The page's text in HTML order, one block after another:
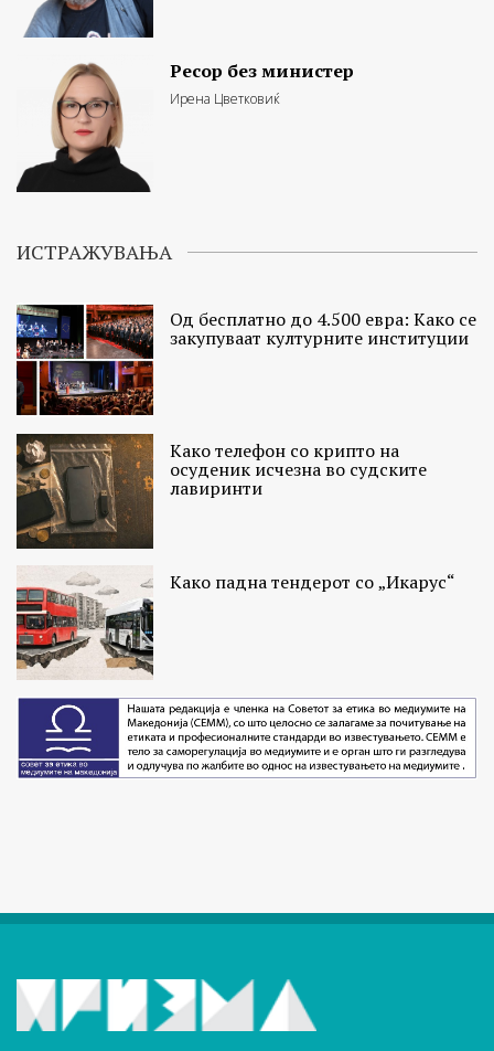
Ресор без министер
Ирена Цветковиќ
ИСТРАЖУВАЊА
Од бесплатно до 4.500 евра: Како се
закупуваат културните институции
Како телефон со крипто на
осуденик исчезна во судските
лавиринти
Како падна тендерот со „Икарус“